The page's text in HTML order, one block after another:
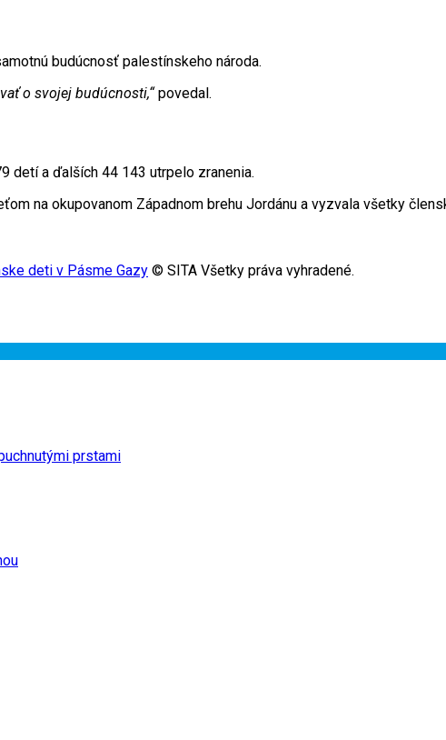
budúcnosť palestínskeho národa.
o svojej budúcnosti,“ povedal.
detí a ďalších 44 143 utrpelo zranenia.
na okupovanom Západnom brehu Jordánu a vyzvala všetky
deti v Pásme Gazy © SITA Všetky práva vyhradené.
prstami